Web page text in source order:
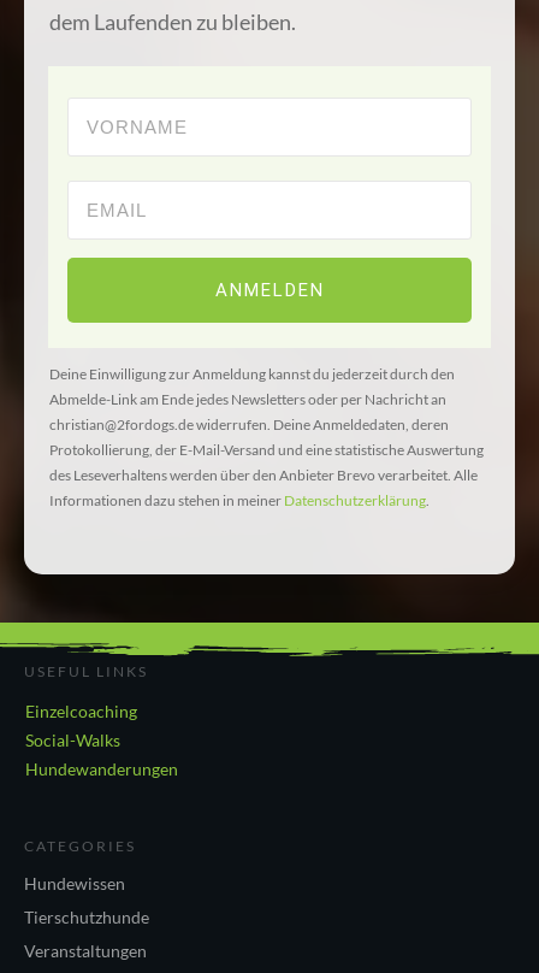
dem Laufenden zu bleiben.
ANMELDEN
Deine Einwilligung zur Anmeldung kannst du jederzeit durch den
Abmelde-Link am Ende jedes Newsletters oder per Nachricht an
christian@2fordogs.de widerrufen. Deine Anmeldedaten, deren
Protokollierung, der E-Mail-Versand und eine statistische Auswertung
des Leseverhaltens werden über den Anbieter Brevo verarbeitet. Alle
Informationen dazu stehen in meiner Datenschutzerklärung.
USEFUL LINKS
Einzelcoaching
Social-Walks
Hundewanderungen
CATEGORIES
Hundewissen
Tierschutzhunde
Veranstaltungen